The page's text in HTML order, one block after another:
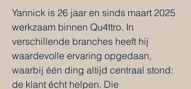
Yannick is 26 jaar en sinds maart 2025
werkzaam binnen Qu4ttro. In
verschillende branches heeft hij
waardevolle ervaring opgedaan,
waarbij één ding altijd centraal stond:
de klant écht helpen. Die